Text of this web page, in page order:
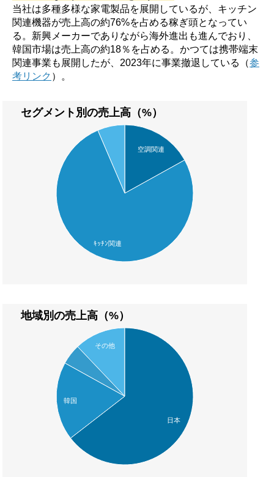
当社は多種多様な家電製品を展開しているが、キッチン
関連機器が売上高の約76%を占める稼ぎ頭となってい
る。新興メーカーでありながら海外進出も進んでおり、
韓国市場は売上高の約18％を占める。かつては携帯端末
関連事業も展開したが、2023年に事業撤退している（参
考リンク ）。
セグメント別の売上高（%）
空調関連
ｷｯﾁﾝ関連
地域別の売上高（%）
その他
韓国
日本